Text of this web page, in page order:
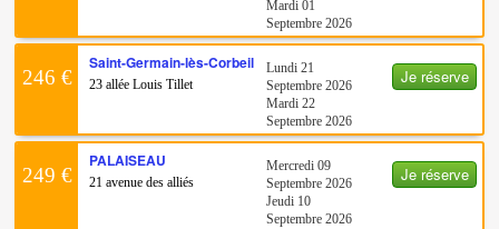
Mardi 01
Septembre 2026
Je réserve
246 €
Saint-Germain-lès-Corbeil
23 allée Louis Tillet
Lundi 21
Septembre 2026
Mardi 22
Septembre 2026
Je réserve
249 €
PALAISEAU
21 avenue des alliés
Mercredi 09
Septembre 2026
Jeudi 10
Septembre 2026